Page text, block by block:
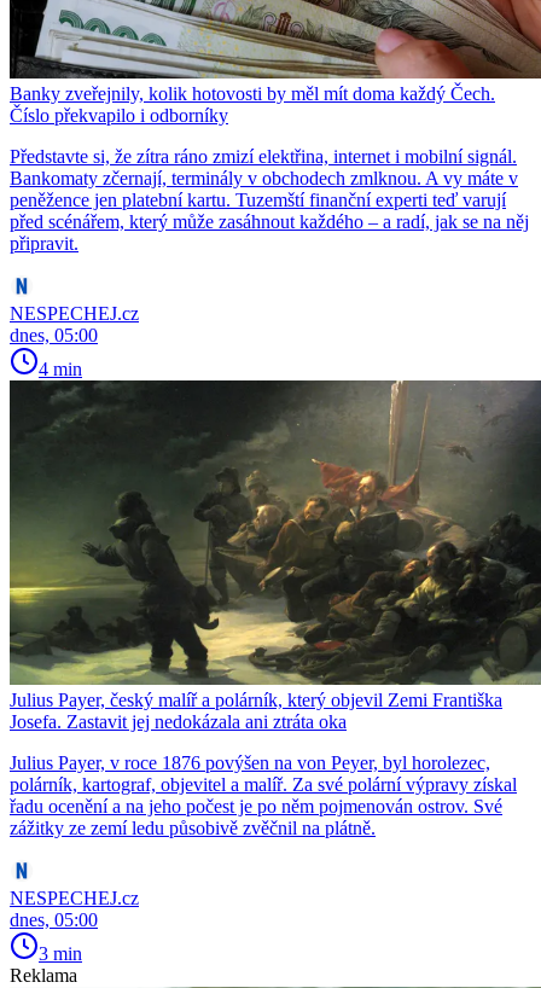
Banky zveřejnily, kolik hotovosti by měl mít doma každý Čech.
Číslo překvapilo i odborníky
Představte si, že zítra ráno zmizí elektřina, internet i mobilní signál.
Bankomaty zčernají, terminály v obchodech zmlknou. A vy máte v
peněžence jen platební kartu. Tuzemští finanční experti teď varují
před scénářem, který může zasáhnout každého – a radí, jak se na něj
připravit.
NESPECHEJ.cz
dnes, 05:00
4 min
Julius Payer, český malíř a polárník, který objevil Zemi Františka
Josefa. Zastavit jej nedokázala ani ztráta oka
Julius Payer, v roce 1876 povýšen na von Peyer, byl horolezec,
polárník, kartograf, objevitel a malíř. Za své polární výpravy získal
řadu ocenění a na jeho počest je po něm pojmenován ostrov. Své
zážitky ze zemí ledu působivě zvěčnil na plátně.
NESPECHEJ.cz
dnes, 05:00
3 min
Reklama